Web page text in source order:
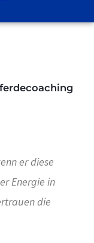
er diese
Energie in
die